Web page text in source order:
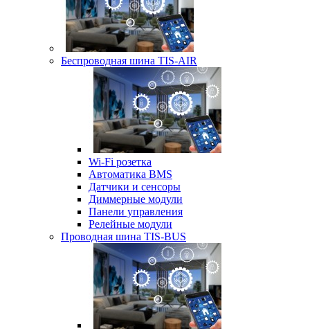
Беспроводная шина TIS-AIR
Wi-Fi розетка
Автоматика BMS
Датчики и сенсоры
Диммерные модули
Панели управления
Релейные модули
Проводная шина TIS-BUS